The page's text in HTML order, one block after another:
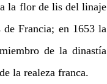
la flor de lis del linaje
Francia; en 1653 la
de la dinastía
la realeza franca.